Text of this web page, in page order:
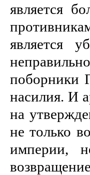
является
является
поборники
насилия. И
на
не только
империи,